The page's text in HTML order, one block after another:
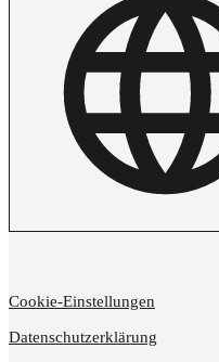
Cookie-Einstellungen
Datenschutzerklärung